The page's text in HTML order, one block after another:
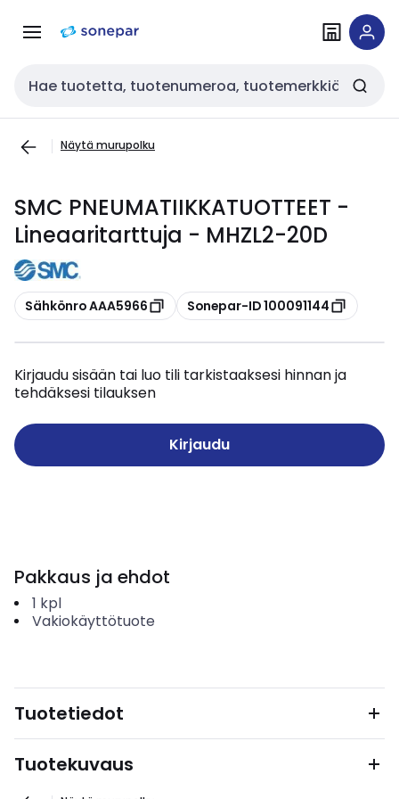
navigointiinsisältöön
Haku
Näytä murupolku
SMC PNEUMATIIKKATUOTTEET -
Lineaaritarttuja - MHZL2-20D
Kopioi
Sähkönro AAA5966 Kopioi
Sonepar-ID 100091144
Kirjaudu sisään tai luo tili tarkistaaksesi hinnan ja
tehdäksesi tilauksen
Kirjaudu
Pakkaus ja ehdot
1 kpl
Vakiokäyttötuote
Tuotetiedot
Tuotekuvaus